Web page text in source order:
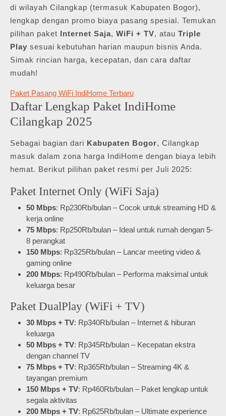
di wilayah Cilangkap (termasuk Kabupaten Bogor),
lengkap dengan promo biaya pasang spesial. Temukan
pilihan paket Internet Saja, WiFi + TV, atau Triple
Play sesuai kebutuhan harian maupun bisnis Anda.
Simak rincian harga, kecepatan, dan cara daftar
mudah!
Paket Pasang WiFi IndiHome Terbaru
Daftar Lengkap Paket IndiHome
Cilangkap 2025
Sebagai bagian dari Kabupaten Bogor, Cilangkap
masuk dalam zona harga IndiHome dengan biaya lebih
hemat. Berikut pilihan paket resmi per Juli 2025:
Paket Internet Only (WiFi Saja)
50 Mbps: Rp230Rb/bulan – Cocok untuk streaming HD &
kerja online
75 Mbps: Rp250Rb/bulan – Ideal untuk rumah dengan 5-
8 perangkat
150 Mbps: Rp325Rb/bulan – Lancar meeting video &
gaming online
200 Mbps: Rp490Rb/bulan – Performa maksimal untuk
keluarga besar
Paket DualPlay (WiFi + TV)
30 Mbps + TV: Rp340Rb/bulan – Internet & hiburan
keluarga
50 Mbps + TV: Rp345Rb/bulan – Kecepatan ekstra
dengan channel TV
75 Mbps + TV: Rp365Rb/bulan – Streaming 4K &
tayangan premium
150 Mbps + TV: Rp460Rb/bulan – Paket lengkap untuk
segala aktivitas
200 Mbps + TV: Rp625Rb/bulan – Ultimate experience